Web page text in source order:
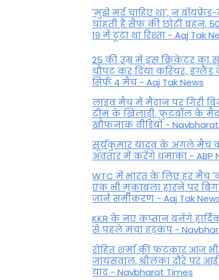
'मुझे मर्द चाहिए था', न
चाहती हैं सैफ की छोटी बहन,
19 में टूटा था रिश्ता - Aaj Tak
25 की उम्र में इस क्रिकेटर का
चौपट कर दिया करियर,
सिर्फ 4 मैच - Aaj Tak News
लाइव मैच में मैदान पर गिरी
टीम के खिलाड़ी, फुटबॉल के
खौफनाक वीडियो -
सूर्यकुमार यादव के अगले मैच
अवतार में करेंगे धमाका - ABP
WTC में भारत के लिए हर मैच
एक भी मुकाबला हारने पर
जानें समीकरण - Aaj Tak
KKR के नए कप्तान बनेंगे हार्दिक
से पहले मचा हड़कंप -
रोहित शर्मा की फटकार आज
जायसवाल, श्रीलंका दौरे पर
याद - Navbharat Times